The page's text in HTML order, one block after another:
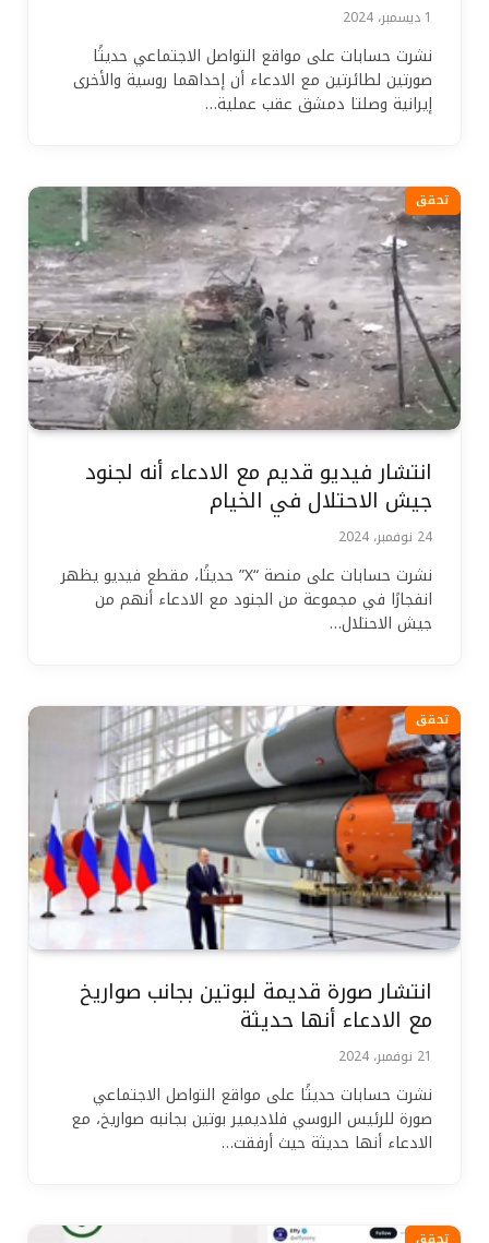
1 ديسمبر، 2024
نشرت حسابات على مواقع التواصل الاجتماعي حديثًا
صورتين لطائرتين مع الادعاء أن إحداهما روسية والأخرى
إيرانية وصلتا دمشق عقب عملية…
تحقق
انتشار فيديو قديم مع الادعاء أنه لجنود
جيش الاحتلال في الخيام
24 نوفمبر، 2024
نشرت حسابات على منصة “X” حديثًا، مقطع فيديو يظهر
انفجارًا في مجموعة من الجنود مع الادعاء أنهم من
جيش الاحتلال…
تحقق
انتشار صورة قديمة لبوتين بجانب صواريخ
مع الادعاء أنها حديثة
21 نوفمبر، 2024
نشرت حسابات حديثًا على مواقع التواصل الاجتماعي
صورة للرئيس الروسي فلاديمير بوتين بجانبه صواريخ، مع
الادعاء أنها حديثة حيث أرفقت…